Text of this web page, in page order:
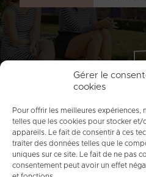
Gérer le
cookies
Pour offrir les meilleures expériences,
telles que les cookies pour stocker
appareils. Le fait de consentir à ces
traiter des données telles que le
uniques sur ce site. Le fait de ne pas
consentement peut avoir un effet